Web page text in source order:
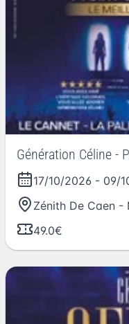
Génération Céline -
17/10/2026 - 09/
Zénith De Caen -
49.0€